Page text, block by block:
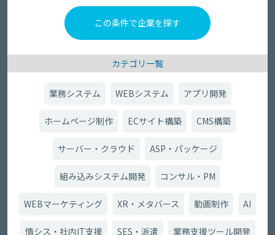
カテゴリ一覧
業務システム WEBシステム アプリ開発
ホームページ制作 ECサイト構築 CMS構築
サーバー・クラウド ASP・パッケージ
組み込みシステム開発 コンサル・PM
WEBマーケティング XR・メタバース 動画制作 AI
情シス・社内IT支援 SES・派遣 業務支援ツール開発